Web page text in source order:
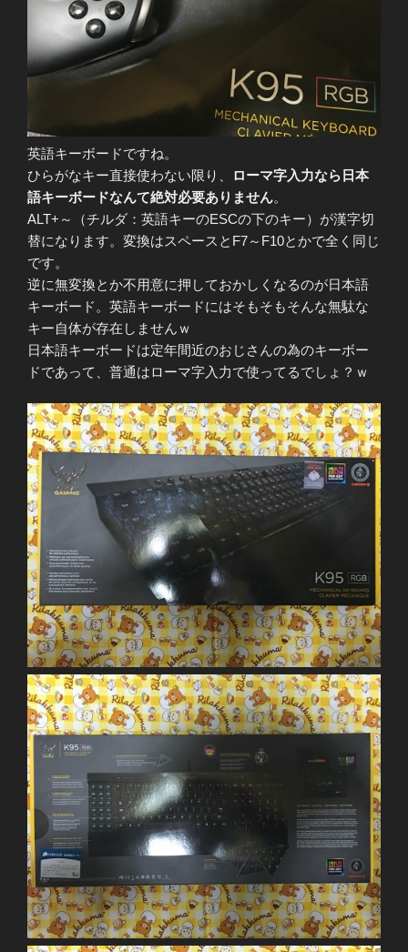
英語キーボードですね。
ひらがなキー直接使わない限り、
ローマ字入力なら日本
語キーボードなんて絶対必要ありません。
ALT+～（チルダ：英語キーのESCの下のキー）が漢字切
替になります。変換はスペースとF7～F10とかで全く同じ
です。
逆に無変換とか不用意に押しておかしくなるのが日本語
キーボード。英語キーボードにはそもそもそんな無駄な
キー自体が存在しませんｗ
日本語キーボードは定年間近のおじさんの為のキーボー
ドであって、普通はローマ字入力で使ってるでしょ？ｗ